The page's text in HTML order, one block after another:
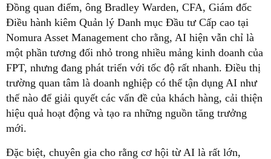
Đồng quan điểm, ông Bradley Warden, CFA, Giám đốc
Điều hành kiêm Quản lý Danh mục Đầu tư Cấp cao tại
Nomura Asset Management cho rằng, AI hiện vẫn chỉ là
một phần tương đối nhỏ trong nhiều mảng kinh doanh của
FPT, nhưng đang phát triển với tốc độ rất nhanh. Điều thị
trường quan tâm là doanh nghiệp có thể tận dụng AI như
thế nào để giải quyết các vấn đề của khách hàng, cải thiện
hiệu quả hoạt động và tạo ra những nguồn tăng trưởng
mới.
Đặc biệt, chuyên gia cho rằng cơ hội từ AI là rất lớn,